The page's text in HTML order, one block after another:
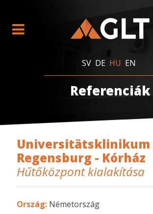
SV DE HU EN
Referenciák
Universitätsklinikum
Regensburg - Kórház
Hűtőközpont kialakítása
Ország: Németország